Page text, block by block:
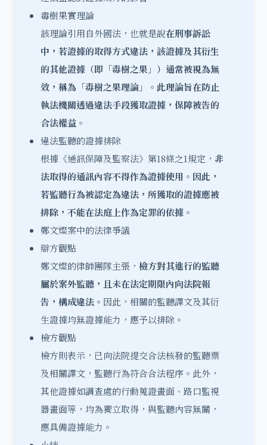
毒樹果實理論
該理論引用自外國法，也就是說在刑事訴訟
中，若證據的取得方式違法，該證據及其衍生
的其他證據（即「毒樹之果」）通常被視為無
效，稱為「毒樹之果理論」。此理論旨在防止
執法機關透過違法手段獲取證據，保障被告的
合法權益。
違法監聽的證據排除
根據《通訊保障及監察法》第18條之1規定， 非
法取得的通訊內容不得作為證據使用。因此，
若監聽行為被認定為違法，所獲取的證據應被
排除，不能在法庭上作為定罪的依據。
鄭文燦案中的法律爭議
辯方觀點
鄭文燦的律師團隊主張， 檢方對其進行的監聽
屬於案外監聽，且未在法定期限內向法院報
告，構成違法。 因此，相關的監聽譯文及其衍
生證據均無證據能力，應予以排除。
檢方觀點
檢方則表示，已向法院提交合法核發的監聽票
及相關譯文，監聽行為符合合法程序。此外，
其他證據如調查處的行動蒐證畫面、路口監視
器畫面等，均為獨立取得，與監聽內容無關，
應具備證據能力。